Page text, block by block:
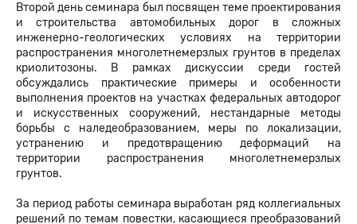
Второй день семинара был посвящен теме проектирования
и строительства автомобильных дорог в сложных
инженерно-геологических условиях на территории
распространения многолетнемерзлых грунтов в пределах
криолитозоны. В рамках дискуссии среди гостей
обсуждались практические примеры и особенности
выполнения проектов на участках федеральных автодорог
и искусственных сооружений, нестандарные методы
борьбы с наледеобразованием, меры по локализации,
устранению и предотвращению деформаций на
территории распространения многолетнемерзлых
грунтов.
За период работы семинара выработан ряд коллегиальных
решений по темам повестки, касающиеся преобразований